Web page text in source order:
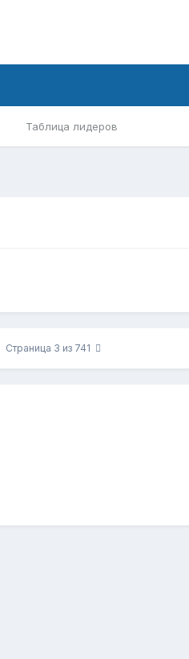
Таблица лидеров
Страница 3 из 741